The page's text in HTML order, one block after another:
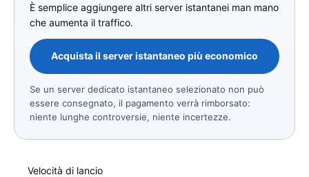
È semplice aggiungere altri server istantanei man mano
che aumenta il traffico.
Acquista il server istantaneo più economico
Se un server dedicato istantaneo selezionato non può
essere consegnato, il pagamento verrà rimborsato:
niente lunghe controversie, niente incertezze.
Velocità di lancio